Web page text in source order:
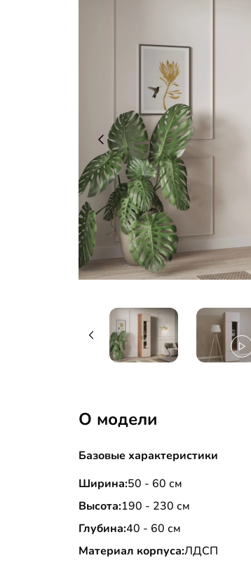
О модели
Базовые характеристики
Ширина:50 - 60 см
Высота:190 - 230 см
Глубина:40 - 60 см
Материал корпуса:ЛДСП